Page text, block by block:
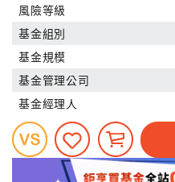
風險等級
基金組別
基金規模
基金管理公司
基金經理人